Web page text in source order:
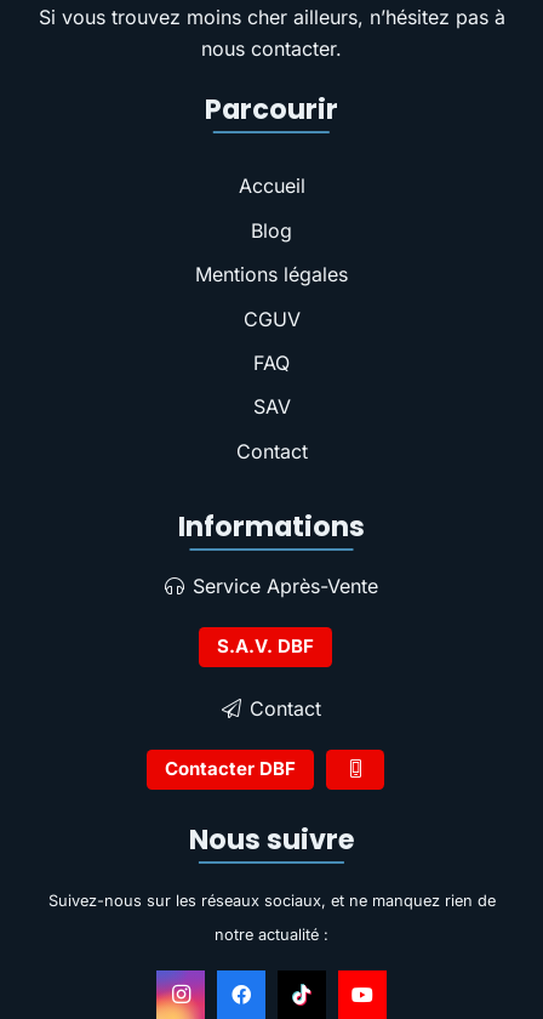
Si vous trouvez moins cher ailleurs, n’hésitez pas à
nous contacter.
Parcourir
Accueil
Blog
Mentions légales
CGUV
FAQ
SAV
Contact
Informations
Service Après-Vente
S.A.V. DBF
Contact
Contacter DBF
Nous suivre
Suivez-nous sur les réseaux sociaux, et ne manquez rien de
notre actualité :